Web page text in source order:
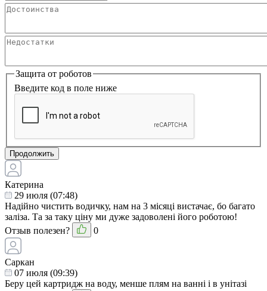
Защита от роботов
Введите код в поле ниже
Продолжить
Катерина
29 июля (07:48)
Надійно чистить водичку, нам на 3 місяці вистачає, бо багато
заліза. Та за таку ціну ми дуже задоволені його роботою!
Отзыв полезен?
0
Саркан
07 июля (09:39)
Беру цей картридж на воду, менше плям на ванні і в унітазі